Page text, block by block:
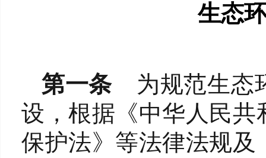
生态
第一条
为规范生态
设，根据《中华人民
保护法》等法律法规